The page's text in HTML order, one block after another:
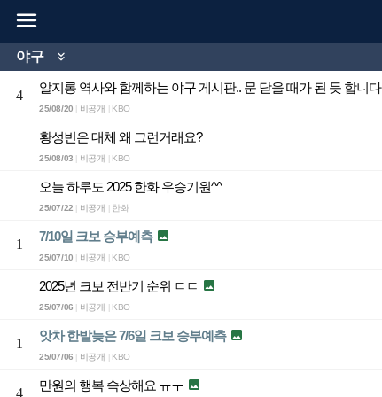

야구 
4
알지롱 역사와 함께하는 야구 게시판.. 문 닫을 때가 된 듯 합니다
25/08/20 비공개 KBO
황성빈은 대체 왜 그런거래요?
25/08/03 비공개 KBO
오늘 하루도 2025 한화 우승기원^^
25/07/22 비공개 한화
1
7/10일 크보 승부예측 
25/07/10 비공개 KBO
2025년 크보 전반기 순위 ㄷㄷ 
25/07/06 비공개 KBO
1
앗차 한발늦은 7/6일 크보 승부예측 
25/07/06 비공개 KBO
4
만원의 행복 속상해요 ㅠㅜ 